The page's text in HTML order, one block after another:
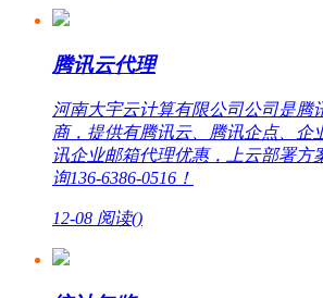
腾讯云代理
河南大宇云计算有限公司公司是腾
商，提供有腾讯云、腾讯企点、企
讯企业邮箱代理优惠，上云部署方
询136-6386-0516！
12-08 阅读()